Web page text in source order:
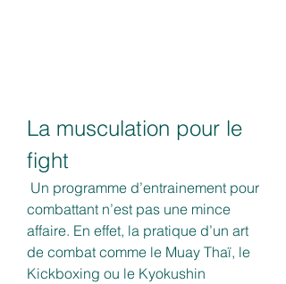
La musculation pour le
fight
combattant n’est pas une mince
affaire. En effet, la pratique d’un art
de combat comme le Muay Thaï, le
Kickboxing ou le Kyokushin